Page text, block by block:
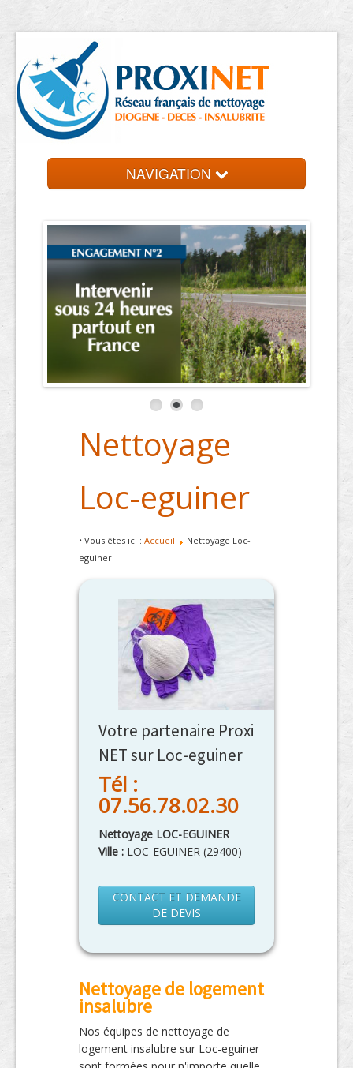
NAVIGATION
Trouver un professionnel
Contact et devis
Nettoyage
Loc-eguiner
• Vous êtes ici : Accueil
Nettoyage Loc-
eguiner
Votre partenaire Proxi
NET sur Loc-eguiner
Tél :
07.56.78.02.30
Nettoyage LOC-EGUINER
Ville : LOC-EGUINER (29400)
CONTACT ET DEMANDE
DE DEVIS
Nettoyage de logement
insalubre
Nos équipes de nettoyage de
logement insalubre sur Loc-eguiner